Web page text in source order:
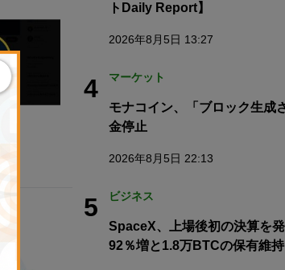
トDaily Report】
2026年8月5日 13:27
4 マーケット
モナコイン、「ブロック生成
金停止
2026年8月5日 22:13
5 ビジネス
SpaceX、上場後初の決算を
92％増と1.8万BTCの保有維持